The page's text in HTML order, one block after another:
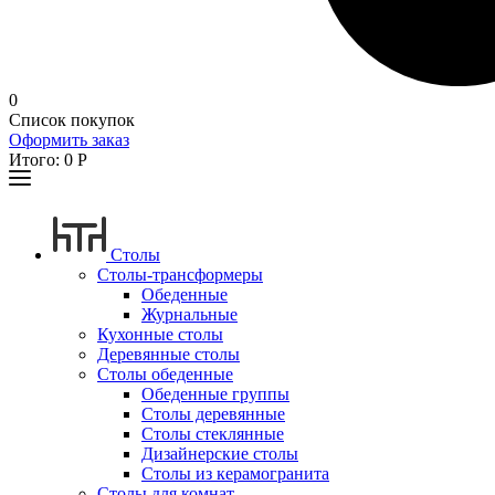
0
Список покупок
Оформить заказ
Итого: 0 Р
Столы
Столы-трансформеры
Обеденные
Журнальные
Кухонные столы
Деревянные столы
Столы обеденные
Обеденные группы
Столы деревянные
Столы стеклянные
Дизайнерские столы
Столы из керамогранита